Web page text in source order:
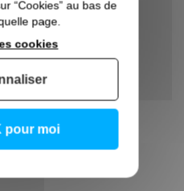
la fixation de plaques en
de l'esthétisme et de
“Cookies” au bas de
page.
pour moi
cookies